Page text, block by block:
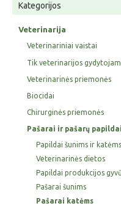
Kategorijos
Veterinarija
Veterinariniai vaistai
Tik veterinarijos
Veterinarinės priemonės
Biocidai
Chirurginės priemonės
Pašarai ir pašarų papildai
Papildai šunims ir katėms
Veterinarinės dietos
Papildai produkcijos
Pašarai šunims
Pašarai katėms